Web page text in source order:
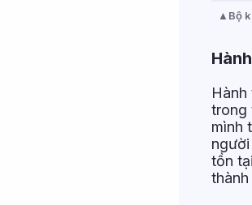
Bộ
trong
mình
tồn